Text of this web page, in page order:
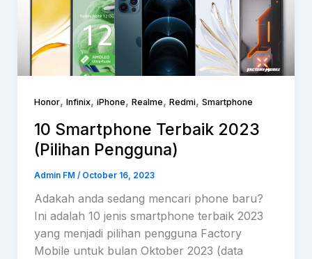
Honor, Infinix, iPhone, Realme, Redmi, Smartphone
10 Smartphone Terbaik 2023
(Pilihan Pengguna)
Admin FM / October 16, 2023
Adakah anda sedang mencari phone baru?
Ini adalah 10 jenis smartphone terbaik 2023
yang menjadi pilihan pengguna Factory
Mobile untuk bulan Oktober 2023 (data